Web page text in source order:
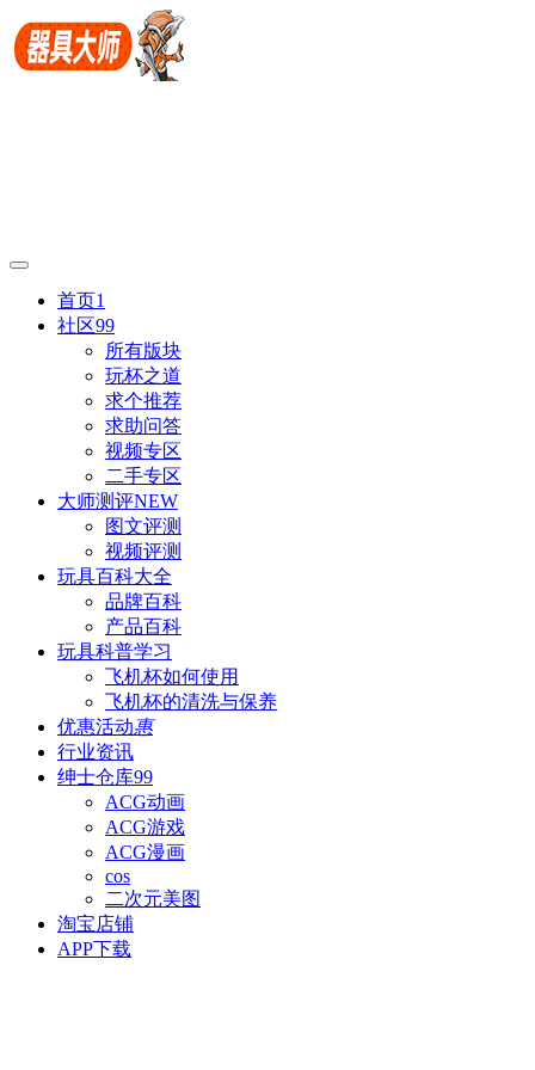
首页1
社区99
所有版块
玩杯之道
求个推荐
求助问答
视频专区
二手专区
大师测评NEW
图文评测
视频评测
玩具百科大全
品牌百科
产品百科
玩具科普学习
飞机杯如何使用
飞机杯的清洗与保养
优惠活动惠
行业资讯
绅士仓库99
ACG动画
ACG游戏
ACG漫画
cos
二次元美图
淘宝店铺
APP下载